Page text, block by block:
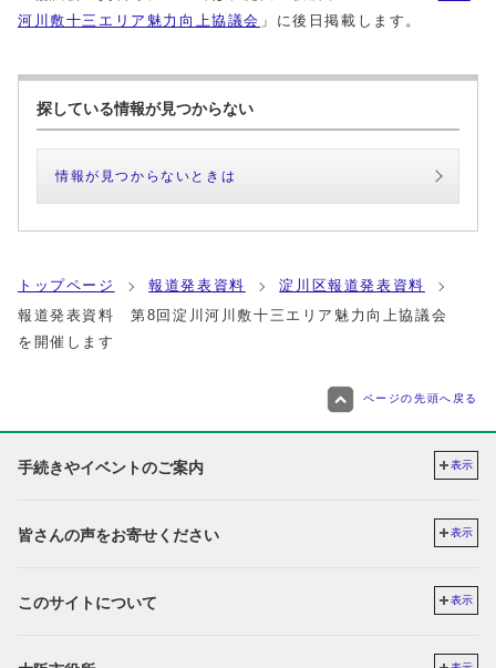
河川敷十三エリア魅力向上協議会 」に後日掲載します。
探している情報が見つからない
情報が見つからないときは
トップページ 報道発表資料
淀川区報道発表資料
報道発表資料 第8回淀川河川敷十三エリア魅力向上協議会
を開催します
ページの先頭へ戻る
手続きやイベントのご案内 表示
皆さんの声をお寄せください 表示
このサイトについて 表示